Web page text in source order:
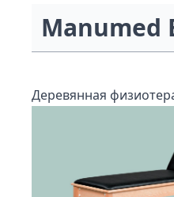
Manumed
Деревянная